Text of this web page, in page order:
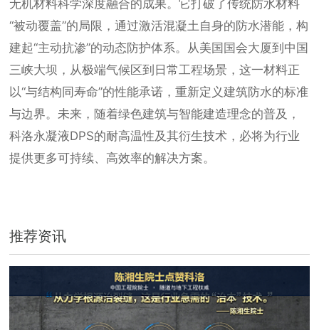
无机材料科学深度融合的成果。它打破了传统防水材料
“被动覆盖”的局限，通过激活混凝土自身的防水潜能，构
建起“主动抗渗”的动态防护体系。从美国国会大厦到中国
三峡大坝，从极端气候区到日常工程场景，这一材料正
以“与结构同寿命”的性能承诺，重新定义建筑防水的标准
与边界。未来，随着绿色建筑与智能建造理念的普及，
科洛永凝液DPS的耐高温性及其衍生技术，必将为行业
提供更多可持续、高效率的解决方案。
推荐资讯